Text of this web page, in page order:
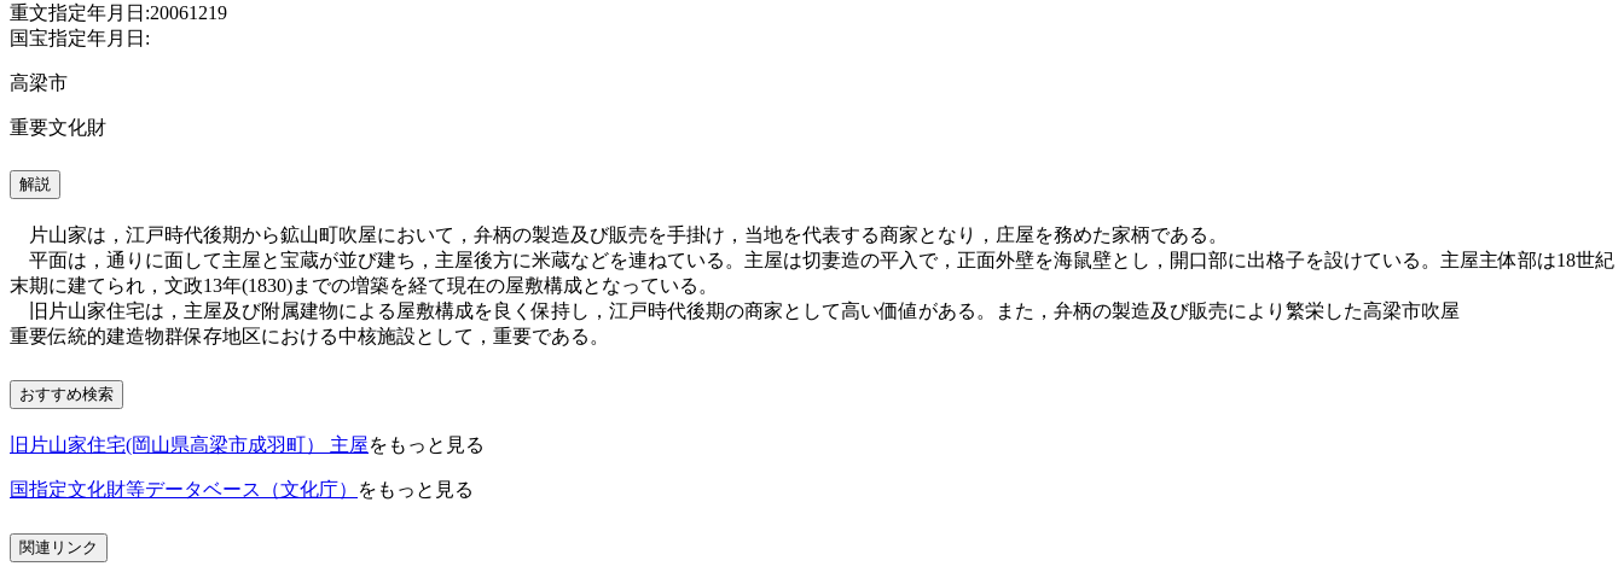
重文指定年月日:20061219
国宝指定年月日:
高梁市
重要文化財
解説
片山家は，江戸時代後期から鉱山町吹屋において，弁柄の製造及び販売を手掛け，当地を代表する商家となり，庄屋を務めた家柄である。
平面は，通りに面して主屋と宝蔵が並び建ち，主屋後方に米蔵などを連ねている。主屋は切妻造の平入で，正面外壁を海鼠壁とし，開口部に出格子を設けている。主屋主体部は18世紀
末期に建てられ，文政13年(1830)までの増築を経て現在の屋敷構成となっている。
旧片山家住宅は，主屋及び附属建物による屋敷構成を良く保持し，江戸時代後期の商家として高い価値がある。また，弁柄の製造及び販売により繁栄した高梁市吹屋
重要伝統的建造物群保存地区における中核施設として，重要である。
おすすめ検索
旧片山家住宅(岡山県高梁市成羽町） 主屋をもっと見る
国指定文化財等データベース（文化庁） をもっと見る
関連リンク